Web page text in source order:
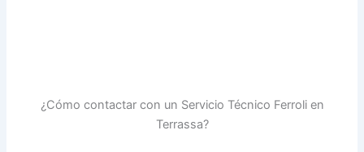
¿Cómo contactar con un Servicio Técnico Ferroli en
Terrassa?